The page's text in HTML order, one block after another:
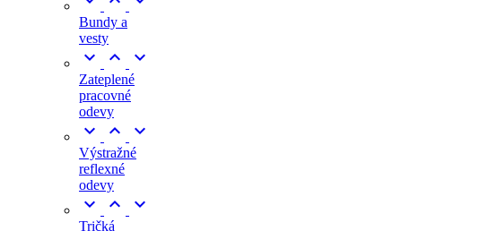
Bundy a
vesty
  
Zateplené
pracovné
odevy
  
Výstražné
reflexné
odevy
  
Tričká